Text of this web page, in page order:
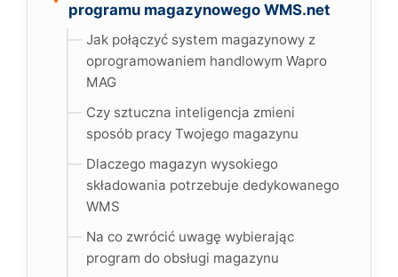
programu magazynowego WMS.net
Jak połączyć system magazynowy z
oprogramowaniem handlowym Wapro
MAG
Czy sztuczna inteligencja zmieni
sposób pracy Twojego magazynu
Dlaczego magazyn wysokiego
składowania potrzebuje dedykowanego
WMS
Na co zwrócić uwagę wybierając
program do obsługi magazynu